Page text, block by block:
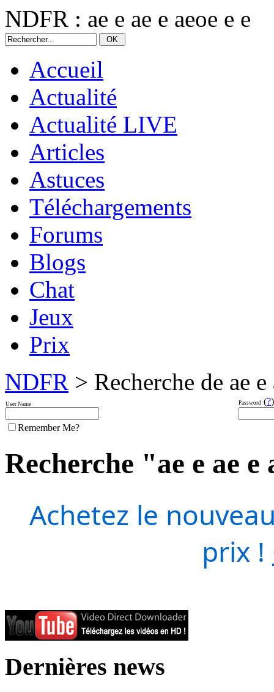
NDFR : ae e ae e aeoe e e
Accueil
Actualité
Actualité LIVE
Articles
Astuces
Téléchargements
Forums
Blogs
Chat
Jeux
Prix
NDFR > Recherche de ae e
User Name Password (?)
Remember Me?
Recherche "ae e ae
Achetez le
prix !
Dernières news